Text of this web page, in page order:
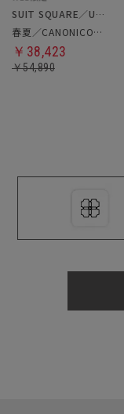
SUIT SQUARE／UNIVERSAL LANGUAGE
春夏／CANONICO／スーツ
￥38,423
￥54,890